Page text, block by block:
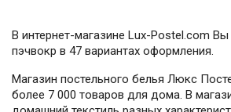
В интернет-магазине Lux-Postel.com
пэчвокр в 47 вариантах оформления.
Магазин постельного белья Люкс
более 7 000 товаров для дома. В